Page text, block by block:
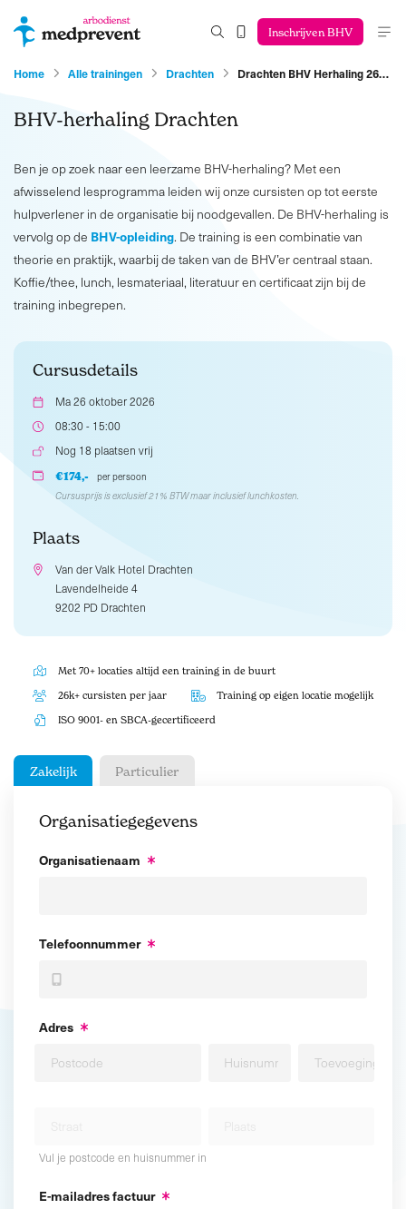
Inschrijven BHV
Home Alle trainingen Drachten Drachten BHV Herhaling 26…
BHV-herhaling Drachten
Ben je op zoek naar een leerzame BHV-herhaling? Met een
afwisselend lesprogramma leiden wij onze cursisten op tot eerste
hulpverlener in de organisatie bij noodgevallen. De BHV-herhaling is
vervolg op de BHV-opleiding. De training is een combinatie van
theorie en praktijk, waarbij de taken van de BHV’er centraal staan.
Koffie/thee, lunch, lesmateriaal, literatuur en certificaat zijn bij de
training inbegrepen.
Cursusdetails
Ma 26 oktober 2026
08:30 - 15:00
Nog 18 plaatsen vrij
€174,-
per persoon
Cursusprijs is exclusief 21% BTW maar inclusief lunchkosten.
Plaats
Van der Valk Hotel Drachten
Lavendelheide 4
9202 PD Drachten
Met 70+ locaties altijd een training in de buurt
26k+ cursisten per jaar Training op eigen locatie mogelijk
ISO 9001- en SBCA-gecertificeerd
Zakelijk Particulier
Organisatiegegevens
Organisatienaam
Telefoonnummer
Adres
Vul je postcode en huisnummer in
E-mailadres factuur